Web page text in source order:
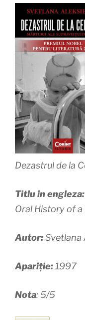
Dezastrul de la
Titlu in engleza:
Oral History of
Autor:Svetlana
Apariție:1997
Nota: 5/5